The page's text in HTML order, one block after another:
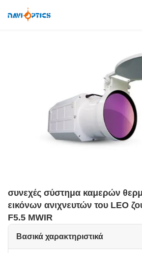
συνεχές σύστημα καμερών
εικόνων ανιχνευτών του LEO
F5.5 MWIR
Βασικά χαρακτηριστικά